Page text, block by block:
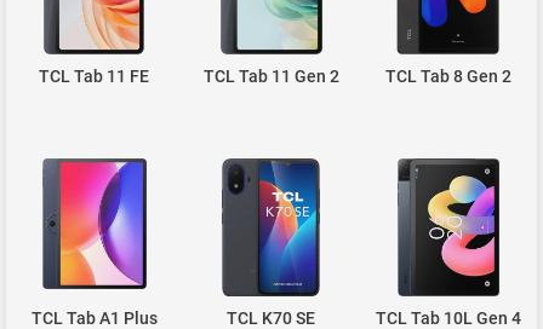
TCL Tab 11 FE TCL Tab 11 Gen 2 TCL Tab 8 Gen 2
TCL Tab A1 Plus TCL K70 SE TCL Tab 10L Gen 4